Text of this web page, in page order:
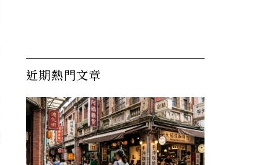
近期熱門文章